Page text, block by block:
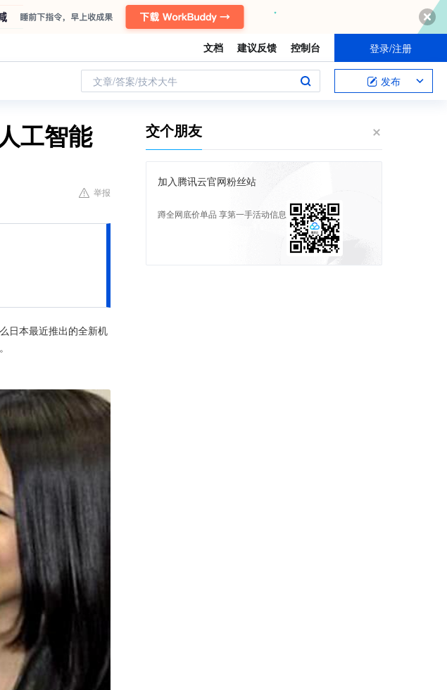
文档 建议反馈 控制台 登录/注册
文章/答案/技术大牛 发布
工智能
举报
日本最近推出的全新机
交个朋友
加入腾讯云官网粉丝站
蹲全网底价单品 享第一手活动信息